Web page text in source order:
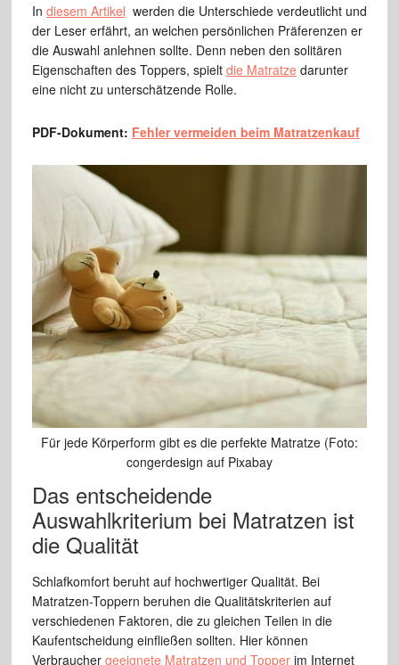
In diesem Artikel werden die Unterschiede verdeutlicht und
der Leser erfährt, an welchen persönlichen Präferenzen er
die Auswahl anlehnen sollte. Denn neben den solitären
Eigenschaften des Toppers, spielt die Matratze darunter
eine nicht zu unterschätzende Rolle.
PDF-Dokument: Fehler vermeiden beim Matratzenkauf
Für jede Körperform gibt es die perfekte Matratze (Foto:
congerdesign auf Pixabay
Das entscheidende
Auswahlkriterium bei Matratzen ist
die Qualität
Schlafkomfort beruht auf hochwertiger Qualität. Bei
Matratzen-Toppern beruhen die Qualitätskriterien auf
verschiedenen Faktoren, die zu gleichen Teilen in die
Kaufentscheidung einfließen sollten. Hier können
Verbraucher geeignete Matratzen und Topperim Internet